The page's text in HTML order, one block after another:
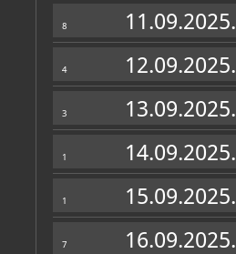
8 11.09.2025.
4 12.09.2025.
3 13.09.2025.
1 14.09.2025.
1 15.09.2025.
7 16.09.2025.
Zbirke
OSTALE ZBIRKE